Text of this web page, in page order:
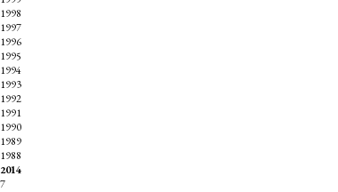
1998
1997
1996
1995
1994
1993
1992
1991
1990
1989
1988
2014
7